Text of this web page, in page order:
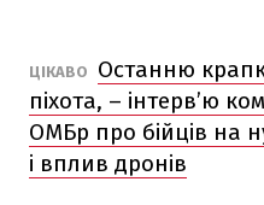
ЦІКАВО
Останню
піхота, – інтерв’ю
ОМБр про бійців на
і вплив дронів